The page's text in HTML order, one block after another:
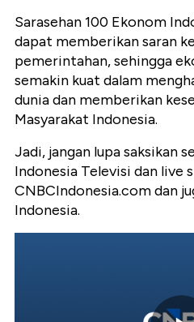
Sarasehan 100 Ekonom
dapat memberikan saran
pemerintahan, sehingga
semakin kuat dalam
dunia dan memberikan
Masyarakat Indonesia.
Jadi, jangan lupa saksikan
Indonesia Televisi dan live
CNBCIndonesia.com dan
Indonesia.